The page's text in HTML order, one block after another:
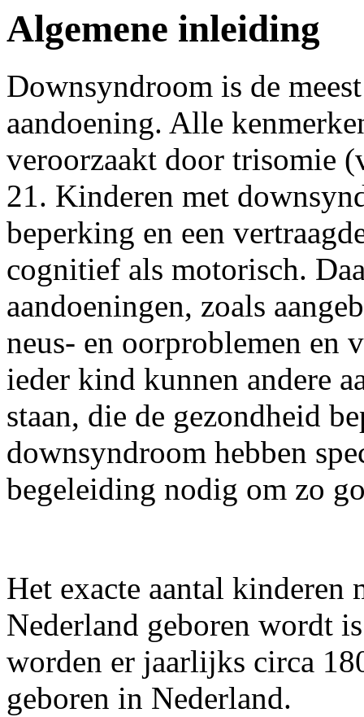
Algemene inleiding
Downsyndroom is de
aandoening. Alle
veroorzaakt door trisomie
21. Kinderen met
beperking en een
cognitief als motorisch.
aandoeningen, zoals
neus- en oorproblemen en
ieder kind kunnen andere
staan, die de gezondheid
downsyndroom hebben
begeleiding nodig om zo
Het exacte aantal
Nederland geboren wordt
worden er jaarlijks circa
geboren in Nederland.